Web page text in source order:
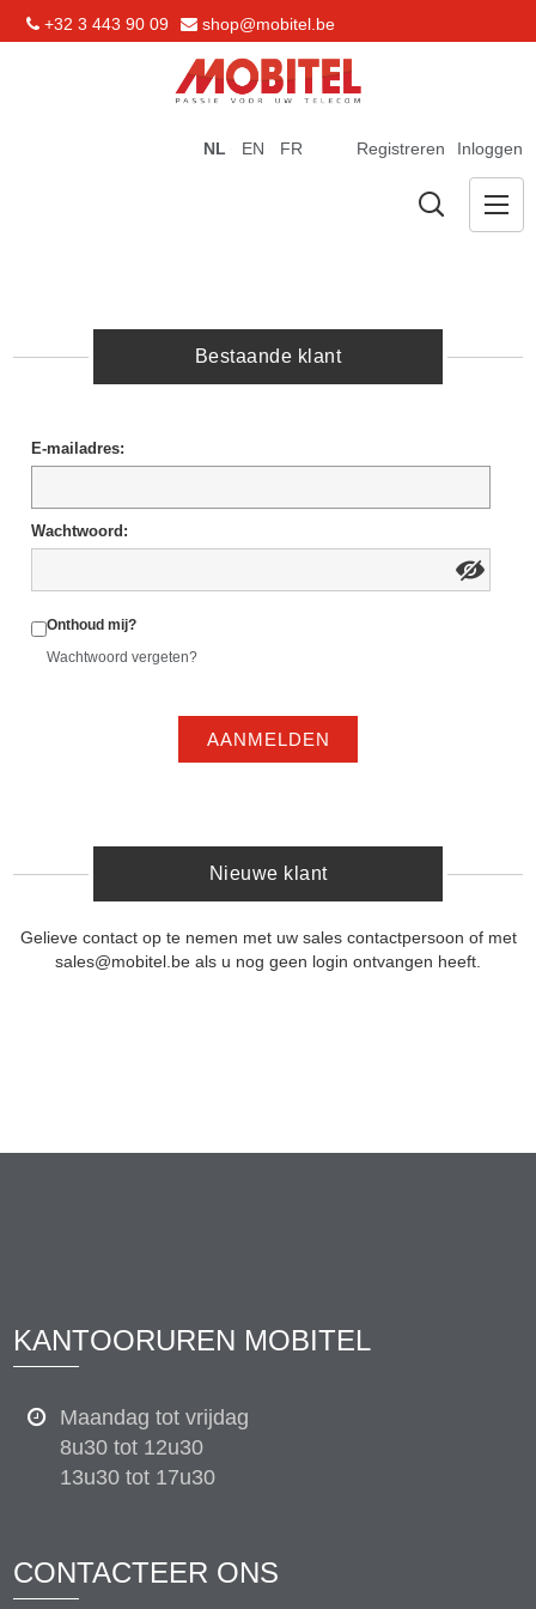
+32 3 443 90 09 shop@mobitel.be
Registreren Inloggen
NL EN FR
Bestaande klant
E-mailadres:
Wachtwoord:
Onthoud mij?
Wachtwoord vergeten?
AANMELDEN
Nieuwe klant
Gelieve contact op te nemen met uw sales contactpersoon of met
sales@mobitel.be als u nog geen login ontvangen heeft.
KANTOORUREN MOBITEL
Maandag tot vrijdag
8u30 tot 12u30
13u30 tot 17u30
CONTACTEER ONS